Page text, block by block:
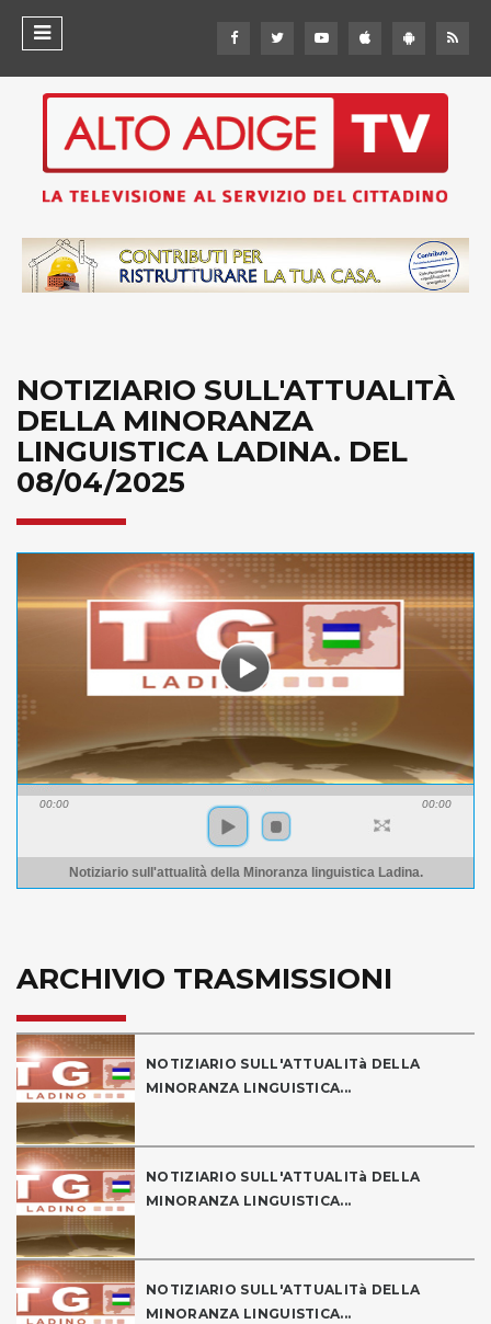
NOTIZIARIO SULL'ATTUALITÀ
DELLA MINORANZA
LINGUISTICA LADINA. DEL
08/04/2025
00:00 00:00
Notiziario sull'attualità della Minoranza linguistica Ladina.
ARCHIVIO TRASMISSIONI
NOTIZIARIO SULL'ATTUALITà DELLA
MINORANZA LINGUISTICA...
NOTIZIARIO SULL'ATTUALITà DELLA
MINORANZA LINGUISTICA...
NOTIZIARIO SULL'ATTUALITà DELLA
MINORANZA LINGUISTICA...